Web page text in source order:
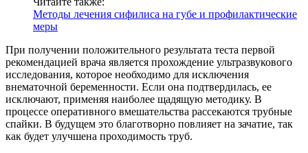
Методы лечения сифилиса на губе и профилактические
меры
При получении положительного результата теста первой
рекомендацией врача является прохождение ультразвукового
исследования, которое необходимо для исключения
внематочной беременности. Если она подтвердилась, ее
исключают, применяя наиболее щадящую методику. В
процессе оперативного вмешательства рассекаются трубные
спайки. В будущем это благотворно повлияет на зачатие, так
как будет улучшена проходимость труб.